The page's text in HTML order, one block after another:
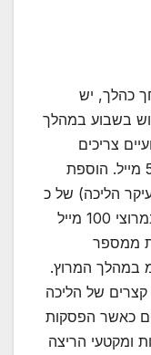
כהלך, יש
בשבוע במהלך
צריכים
להספיק להכנה למרוצי 50 ק”מ ו 50 מייל. הוספת
הליכה) של כ
45 דקות יביא תועלת לרצים רבים במרוצי 100 מייל
ממספר
בודדים ועד ל 20-30 ק”מ במהלך המרוץ.
של הליכה
כאשר הפסקות
ארוכות יותר 4 עד 8 דקות ומקטעי הריצה